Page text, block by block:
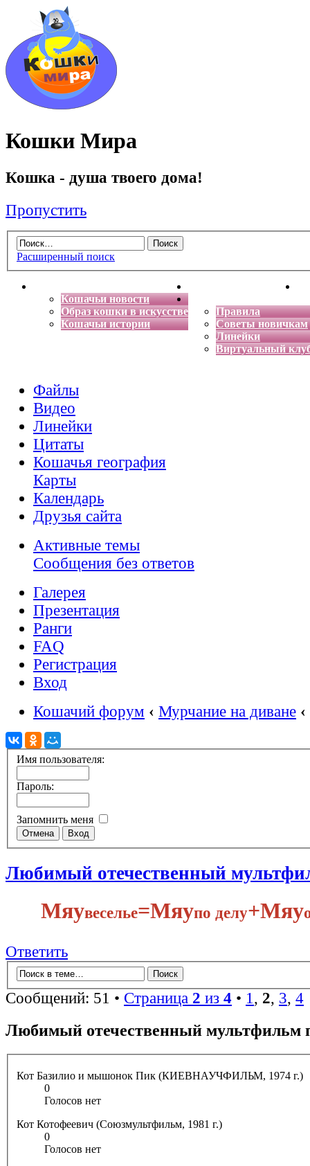
Кошки Мира
Кошка - душа твоего дома!
Пропустить
Расширенный поиск
Кошачьи новости
Образ кошки в искусстве
Кошачьи истории
Энциклопедия кошек
Правила
Советы новичкам
Линейки
Виртуальный
Файлы
Видео
Линейки
Цитаты
Кошачья география
Карты
Календарь
Друзья сайта
Активные темы
Сообщения без ответов
Галерея
Презентация
Ранги
FAQ
Регистрация
Вход
Кошачий форум ‹ Мурчание на диване ‹
Имя пользователя:
Пароль:
Запомнить меня
Любимый отечественный
Мяувеселье​=Мяупо делу​+Мяу
Ответить
Сообщений: 51 • Страница 2 из 4 • 1 , 2, 3, 4
Любимый отечественный мультфильм
Кот Базилио и мышонок Пик (КИЕВНАУЧФИЛЬМ, 1974 г.)
0
Голосов нет
Кот Котофеевич (Союзмультфильм, 1981 г.)
0
Голосов нет